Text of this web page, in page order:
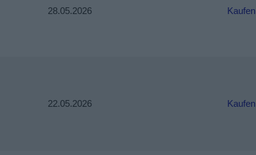
28.05.2026 Kaufen
22.05.2026 Kaufen